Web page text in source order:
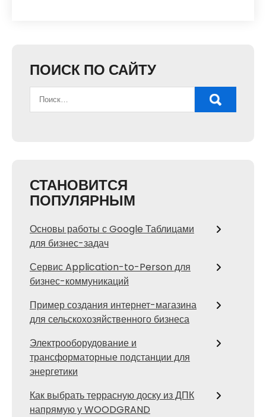
ПОИСК ПО САЙТУ
СТАНОВИТСЯ
ПОПУЛЯРНЫМ
Основы работы с Google Таблицами
для бизнес-задач
Сервис Application-to-Person для
бизнес-коммуникаций
Пример создания интернет-магазина
для сельскохозяйственного бизнеса
Электрооборудование и
трансформаторные подстанции для
энергетики
Как выбрать террасную доску из ДПК
напрямую у WOODGRAND